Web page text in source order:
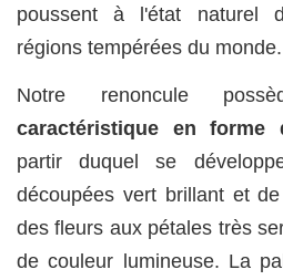
poussent à l'état naturel
régions tempérées du monde.
Notre renoncule
caractéristique en forme
partir duquel se
découpées vert brillant et
des fleurs aux pétales très
de couleur lumineuse. La